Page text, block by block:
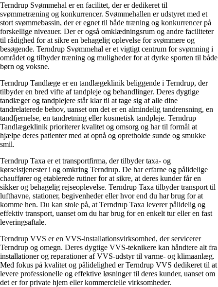
Terndrup Svømmehal er en facilitet, der er dedikeret til
svømmetræning og konkurrencer. Svømmehallen er udstyret med et
stort svømmebassin, der er egnet til både træning og konkurrencer på
forskellige niveauer. Der er også omklædningsrum og andre faciliteter
til rådighed for at sikre en behagelig oplevelse for svømmere og
besøgende. Terndrup Svømmehal er et vigtigt centrum for svømning i
området og tilbyder træning og muligheder for at dyrke sporten til både
børn og voksne.
Terndrup Tandlæge er en tandlægeklinik beliggende i Terndrup, der
tilbyder en bred vifte af tandpleje og behandlinger. Deres dygtige
tandlæger og tandplejere står klar til at tage sig af alle dine
tandrelaterede behov, uanset om det er en almindelig tandrensning, en
tandfjernelse, en tandretning eller kosmetisk tandpleje. Terndrup
Tandlægeklinik prioriterer kvalitet og omsorg og har til formål at
hjælpe deres patienter med at opnå og opretholde sunde og smukke
smil.
Terndrup Taxa er et transportfirma, der tilbyder taxa- og
kørselstjenester i og omkring Terndrup. De har erfarne og pålidelige
chauffører og etablerede rutiner for at sikre, at deres kunder får en
sikker og behagelig rejseoplevelse. Terndrup Taxa tilbyder transport til
lufthavne, stationer, begivenheder eller hvor end du har brug for at
komme hen. Du kan stole på, at Terndrup Taxa leverer pålidelig og
effektiv transport, uanset om du har brug for en enkelt tur eller en fast
leveringsaftale.
Terndrup VVS er en VVS-installationsvirksomhed, der servicerer
Terndrup og omegn. Deres dygtige VVS-teknikere kan håndtere alt fra
installationer og reparationer af VVS-udstyr til varme- og klimaanlæg.
Med fokus på kvalitet og pålidelighed er Terndrup VVS dedikeret til at
levere professionelle og effektive løsninger til deres kunder, uanset om
det er for private hjem eller kommercielle virksomheder.